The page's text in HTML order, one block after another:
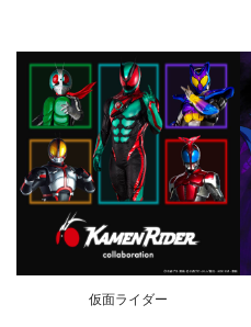
仮面ライダー